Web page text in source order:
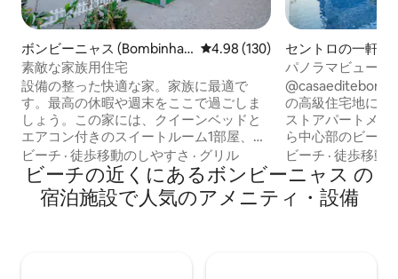
ボンビーニャス (Bombinha
s)の一軒家
レビュー130件、5つ星中4.98つ
4.98 (130)
素敵な家族用住宅
設備の整った快適な家。家族に最適で
す。最高の休暇や週末をここで過ごしま
しょう。この家には、クイーンベッドと
エアコン付きのスイートルーム1部屋、ダ
ブルベッド1台とエアコン付きのベッドル
ーム1部屋、シングルベッド1台とエアコ
ン付きのベッドルーム1部屋、社交用バス
ルーム1部屋、リビングルーム、フルキッ
ビーチ · 徒歩移動のしやすさ · グリル
セントロの一軒家
パノラマビューの
@casaeditebombinhas ボン
の高級住宅地にあ
ストアパートメン
ら中心部のビーチ
ー、ビーチから
にある快適な物件
の場所です。 3つの大きなベッドルームが
あり、2つのベッ
ビーチ ·徒歩移動
ビーチの近くにあるボンビーニャス の
宿泊施設で人気のアメニティ・設備